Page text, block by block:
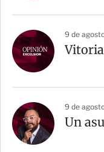
9 de
9 de
Un